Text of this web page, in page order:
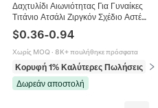
Δαχτυλίδι Αιωνιότητας Για Γυναίκες
Τιτάνιο Ατσάλι Ζιργκόν Σχέδιο Αστέρι
Απλό Κομψό Κόσμημα Δώρο
$0.36-0.94
Χωρίς MOQ · 8K+ πουλήθηκε πρόσφατα
Κορυφή 1% Καλύτερες Πωλήσεις
Δωρεάν αποστολή